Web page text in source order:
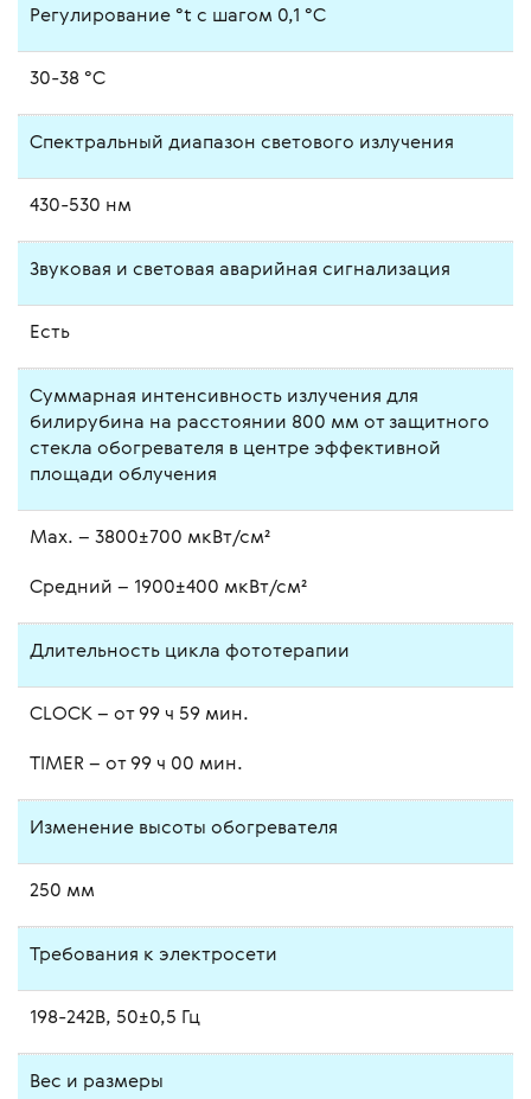
Регулирование °t с шагом 0,1 °C
30-38 °C
Спектральный диапазон светового излучения
430-530 нм
Звуковая и световая аварийная сигнализация
Есть
Суммарная интенсивность излучения для
билирубина на расстоянии 800 мм от защитного
стекла обогревателя в центре эффективной
площади облучения
Max. – 3800±700 мкВт/см²
Средний – 1900±400 мкВт/см²
Длительность цикла фототерапии
CLOCK – от 99 ч 59 мин.
TIMER – от 99 ч 00 мин.
Изменение высоты обогревателя
250 мм
Требования к электросети
198-242В, 50±0,5 Гц
Вес и размеры